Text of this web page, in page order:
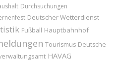
Durchsuchungen
Deutscher Wetterdienst
Fußball Hauptbahnhof
Tourismus Deutsche
HAVAG